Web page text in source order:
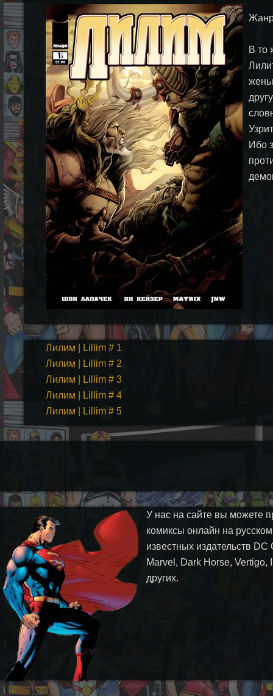
В то
Ибо
Лилим | Lillim # 1
Лилим | Lillim # 2
Лилим | Lillim # 3
Лилим | Lillim # 4
Лилим | Lillim # 5
У нас на сайте вы можете
комиксы онлайн на
известных издательств DC
Marvel, Dark Horse, Vertigo,
других.